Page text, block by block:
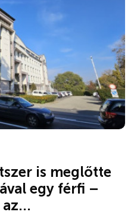
is meglőtte
egy férfi –